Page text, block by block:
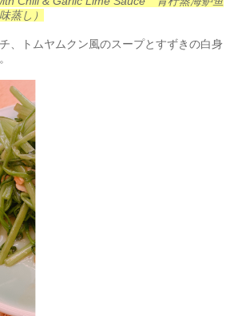
蒸し）
、トムヤムクン風のスープとすずきの白身